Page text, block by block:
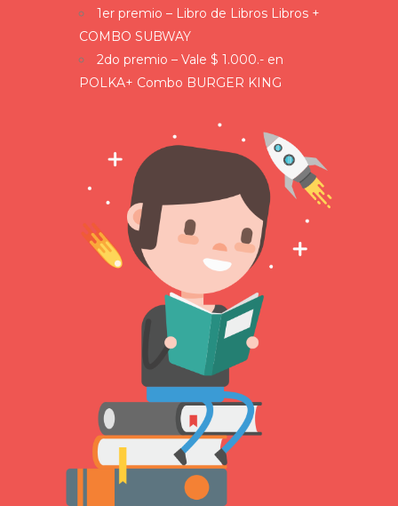
1er premio – Libro de Libros Libros +
COMBO SUBWAY
2do premio – Vale $ 1.000.- en
POLKA+ Combo BURGER KING